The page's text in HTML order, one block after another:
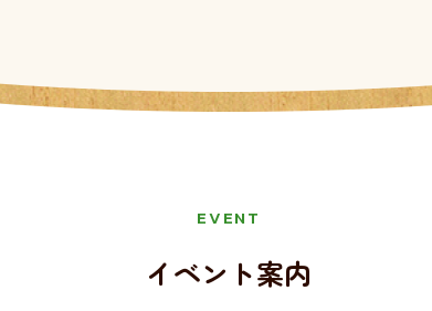
EVENT
イベント案内